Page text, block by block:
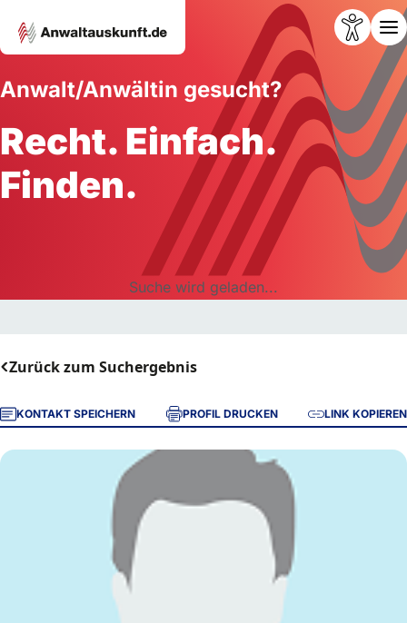
Anwalt/Anwältin gesucht?
Recht. Einfach.
Finden.
Suche wird geladen...
Zurück zum Suchergebnis
KONTAKT SPEICHERN PROFIL DRUCKEN LINK KOPIEREN